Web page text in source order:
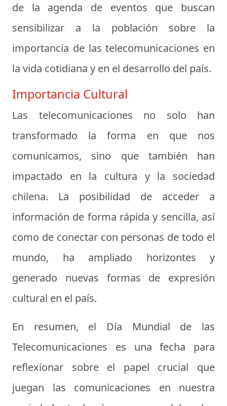
de la agenda de eventos que buscan
sensibilizar a la población sobre la
importancia de las telecomunicaciones en
la vida cotidiana y en el desarrollo del país.
Importancia Cultural
Las telecomunicaciones no solo han
transformado la forma en que nos
comunicamos, sino que también han
impactado en la cultura y la sociedad
chilena. La posibilidad de acceder a
información de forma rápida y sencilla, así
como de conectar con personas de todo el
mundo, ha ampliado horizontes y
generado nuevas formas de expresión
cultural en el país.
En resumen, el Día Mundial de las
Telecomunicaciones es una fecha para
reflexionar sobre el papel crucial que
juegan las comunicaciones en nuestra